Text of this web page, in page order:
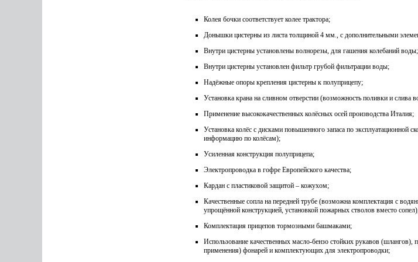
Колея бочки соответствует колее трактора;
Донышки цистерны из листа толщиной 4 мм., с дополнительными
Внутри цистерны установлены волнорезы, для гашения колебаний воды;
Внутри цистерны установлен фильтр грубой фильтрации воды;
Надёжные опоры крепления цистерны к полуприцепу;
Установка крана на сливном отверстии (возможность поливки и слива
Применение высококачественных колёсных осей производства Италия;
Установка колёс с дисками повышенного запаса по эксплуатационной
информацию по колёсам);
Усиленная конструкция полуприцепа;
Электропроводка в гофре Европейского качества;
Кардан с пластиковой защитой – кожухом;
Качественные сопла на передней трубе (возможна комплектация с
упрощённой конструкцией, установкой пожарных стволов вместо
Комплектация прицепов тормозными башмаками;
Использование качественных масло-бензо стойких рукавов (шлангов),
применения) фонарей и комплектующих для электропроводки;